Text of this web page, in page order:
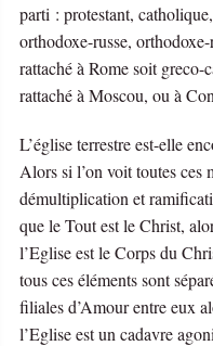
parti : protestant,
orthodoxe-russe,
rattaché à Rome soit
rattaché à Moscou, ou à
L’église terrestre est-elle
Alors si l’on voit toutes ces
démultiplication et
que le Tout est le Christ,
l’Eglise est le Corps du
tous ces éléments sont
filiales d’Amour entre eux
l’Eglise est un cadavre